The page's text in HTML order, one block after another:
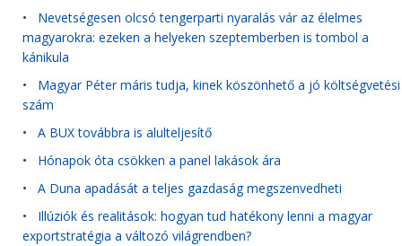
• Nevetségesen olcsó tengerparti nyaralás vár az élelmes
magyarokra: ezeken a helyeken szeptemberben is tombol a
kánikula
• Magyar Péter máris tudja, kinek köszönhető a jó költségvetési
szám
• A BUX továbbra is alulteljesítő
• Hónapok óta csökken a panel lakások ára
• A Duna apadását a teljes gazdaság megszenvedheti
• Illúziók és realitások: hogyan tud hatékony lenni a magyar
exportstratégia a változó világrendben?